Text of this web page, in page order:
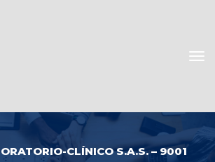
CLÍNICO S.A.S. – 9001